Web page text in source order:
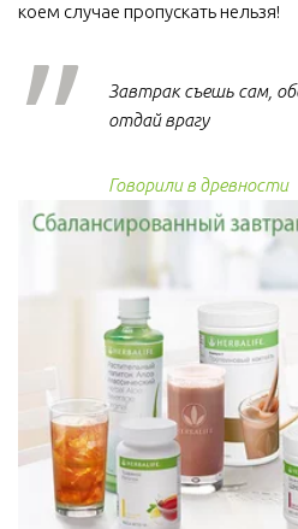
коем случае пропускать нельзя!
Завтрак съешь сам,
отдай врагу
Говорили в древности